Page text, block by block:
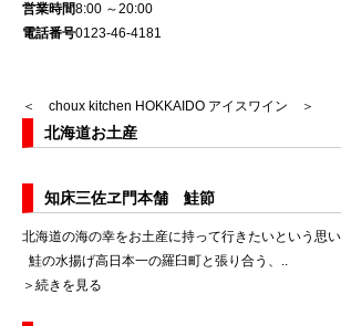
営業時間8:00 ～20:00
電話番号0123-46-4181
＜ choux kitchen HOKKAIDO アイスワイン ＞
北海道お土産
知床三佐ヱ門本舗 鮭節
北海道の海の幸をお土産に持って行きたいという思
鮭の水揚げ高日本一の羅臼町と張り合う、..
＞続きを見る